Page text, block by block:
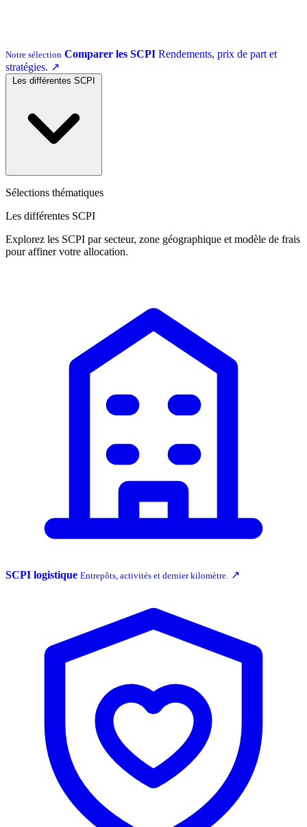
Notre sélection Comparer les SCPI Rendements, prix de part et
stratégies. ↗
Les différentes SCPI
Sélections thématiques
Les différentes SCPI
Explorez les SCPI par secteur, zone géographique et modèle de frais
pour affiner votre allocation.
SCPI logistique Entrepôts, activités et dernier kilomètre. ↗